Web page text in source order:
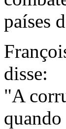
países
disse:
"A